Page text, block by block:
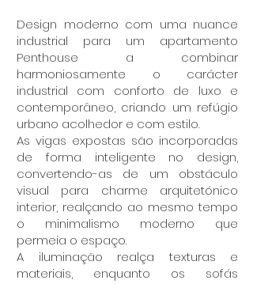
Design moderno com uma nuance
industrial para um apartamento
Penthouse a combinar
harmoniosamente o carácter
industrial com conforto de luxo e
contemporâneo, criando um refúgio
urbano acolhedor e com estilo.
As vigas expostas são incorporadas
de forma inteligente no design,
convertendo-as de um obstáculo
visual para charme arquitetónico
interior, realçando ao mesmo tempo
o minimalismo moderno que
permeia o espaço.
A iluminação realça texturas e
materiais, enquanto os sofás